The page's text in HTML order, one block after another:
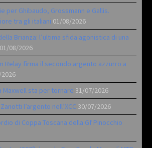
per Ghibaudo, Grossmann e Gallis.
tra gli italiani 01/08/2026
Brianza: l’ultima sfida agonistica di una
01/08/2026
Relay firma il secondo argento azzurro a
Maxwell sta per tornare 31/07/2026
l’argento nell’XCC 30/07/2026
di Coppa Toscana della Gf Pinocchio